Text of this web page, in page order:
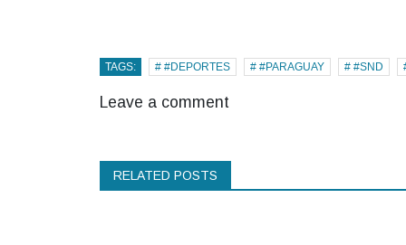
TAGS: # #DEPORTES # #PARAGUAY # #SND
Leave a comment
RELATED POSTS